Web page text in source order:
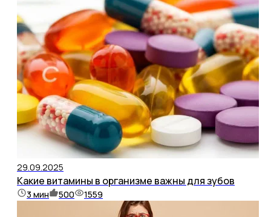
29.09.2025
Какие витамины в организме важны для зубов
3 мин 500 1559